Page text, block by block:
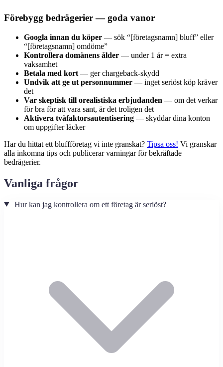
Förebygg bedrägerier — goda vanor
Googla innan du köper — sök “[företagsnamn] bluff” eller
“[företagsnamn] omdöme”
Kontrollera domänens ålder — under 1 år = extra
vaksamhet
Betala med kort — ger chargeback-skydd
Undvik att ge ut personnummer — inget seriöst köp kräver
det
Var skeptisk till orealistiska erbjudanden — om det verkar
för bra för att vara sant, är det troligen det
Aktivera tvåfaktorsautentisering — skyddar dina konton
om uppgifter läcker
Har du hittat ett bluffföretag vi inte granskat? Tipsa oss! Vi granskar
alla inkomna tips och publicerar varningar för bekräftade
bedrägerier.
Vanliga frågor
Hur kan jag kontrollera om ett företag är seriöst?